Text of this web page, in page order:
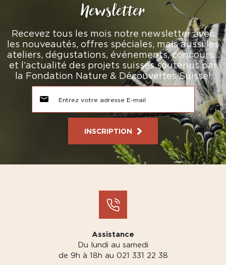
Newsletter
Recevez tous les mois notre newsletter avec
les nouveautés, offres spéciales, mais aussi les
ateliers, dégustations, événements, concours…
et l’actualité des projets suisses soutenus par
la Fondation Nature & Découvertes Suisse!
INSCRIPTION
Assistance
Du lundi au samedi
de 9h à 18h au 021 331 22 38